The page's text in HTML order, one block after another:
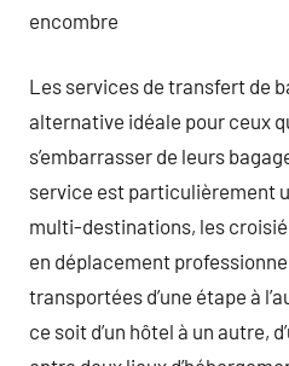
encombre
Les services de transfert de
alternative idéale pour ceux
s’embarrasser de leurs
service est particulièrement
multi-destinations, les
en déplacement
transportées d’une étape à
ce soit d’un hôtel à un autre,